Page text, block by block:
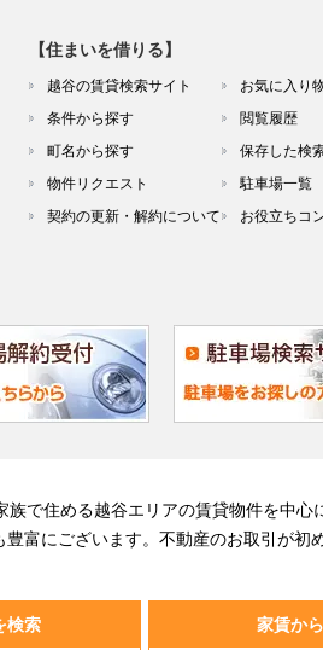
【住まいを借りる】
越谷の賃貸検索サイト
条件から探す
町名から探す
物件リクエスト
契約の更新・解約について
お気に入り
閲覧履歴
保存した検
駐車場一覧
お役立ちコ
で住める越谷エリアの賃貸物件を中
富にございます。不動産のお取引が
検索 家賃か